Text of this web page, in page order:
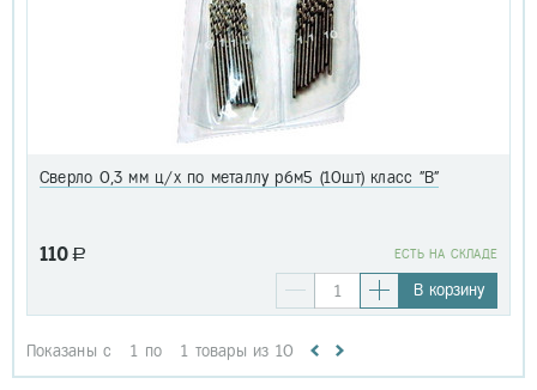
Сверло 0,3 мм ц/х по металлу р6м5 (10шт) класс "В"
110 a EСТЬ НА СКЛАДЕ
В корзину
Показаны с 1 по 1 товары из 10